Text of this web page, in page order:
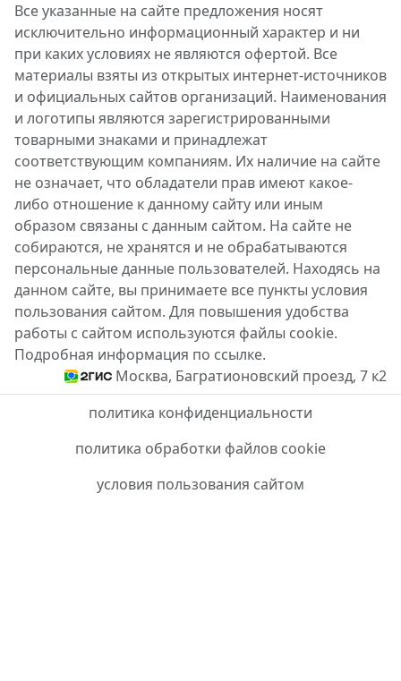
Все указанные на сайте предложения носят
исключительно информационный характер и ни
при каких условиях не являются офертой. Все
материалы взяты из открытых интернет-источников
и официальных сайтов организаций. Наименования
и логотипы являются зарегистрированными
товарными знаками и принадлежат
соответствующим компаниям. Их наличие на сайте
не означает, что обладатели прав имеют какое-
либо отношение к данному сайту или иным
образом связаны с данным сайтом. На сайте не
собираются, не хранятся и не обрабатываются
персональные данные пользователей. Находясь на
данном сайте, вы принимаете все пункты условия
пользования сайтом. Для повышения удобства
работы с сайтом используются файлы cookie.
Подробная информация по ссылке.
Москва, Багратионовский проезд, 7 к2
политика конфиденциальности
политика обработки файлов cookie
условия пользования сайтом